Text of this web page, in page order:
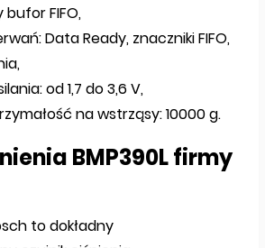
FIFO,
Data Ready, znaczniki FIFO,
od 1,7 do 3,6 V,
na wstrząsy: 10000 g.
BMP390L firmy
to dokładny